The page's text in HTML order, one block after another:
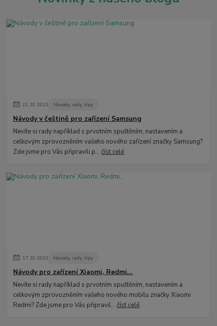
21.10.2023 Návody, rady, tipy
Návody v češtině pro zařízení Samsung
Nevíte si rady například s prvotním spuštěním, nastavením a
celkovým zprovozněním vašeho nového zařízení značky Samsung?
Zde jsme pro Vás připravili p...číst celé
17.10.2023 Návody, rady, tipy
Návody pro zařízení Xiaomi, Redmi...
Nevíte si rady například s prvotním spuštěním, nastavením a
celkovým zprovozněním vašeho nového mobilu značky Xiaomi
Redmi? Zde jsme pro Vás připravil...číst celé